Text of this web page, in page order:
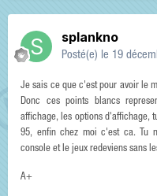
splankno
Posté(e) le 19
Je sais ce que c'est pour avoir le
Donc ces points blancs
affichage, les options d'affichage,
95, enfin chez moi c'est ca. Tu
console et le jeux redeviens sans
A+